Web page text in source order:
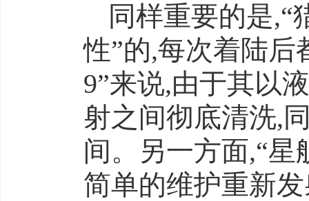
同样重要的是,“
性”的,每次着陆后
9”来说,由于其以
射之间彻底清洗,
间。另一方面,“
简单的维护重新